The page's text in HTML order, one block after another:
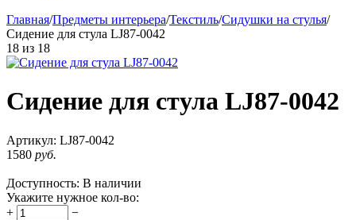
Главная/Предметы интерьера/Текстиль/Сидушки на стулья/
Сидение для стула LJ87-0042
18 из 18
Сидение для стула LJ87-0042
Артикул: LJ87-0042
1580 руб.
Доступность: В наличии
Укажите нужное кол-во:
+
−